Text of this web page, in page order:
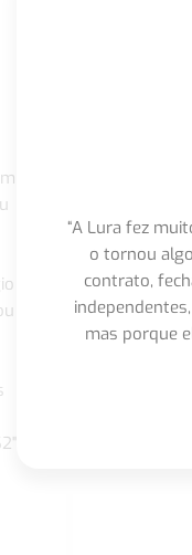
“A Lura fez
o tornou
contrato,
mas porque